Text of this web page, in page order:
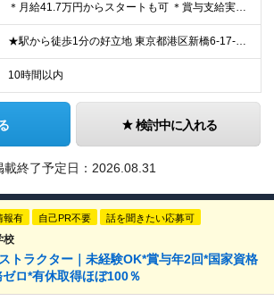
＊月給41.7万円からスタートも可 ＊賞与支給実績あり（業績連動型） ＊年収500万円以上も可能！ 月給292,000円～417,000円 ※月給は経験・スキルを考慮し決定しています ※給与には固
★駅から徒歩1分の好立地 東京都港区新橋6-17-21 住友不動産 御成門駅前ビル 3F (変更の範囲)上記を除く当社関連勤務地
10時間以内
検討中に入れる
載終了予定日： 2026.08.31
報有 自己PR不要 話を聞きたい応募可
校
トラクター｜未経験OK*賞与年2回*国家資格
ロ*有休取得ほぼ100％